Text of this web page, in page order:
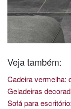
Veja também:
Cadeira vermelha:
Geladeiras
Sofá para